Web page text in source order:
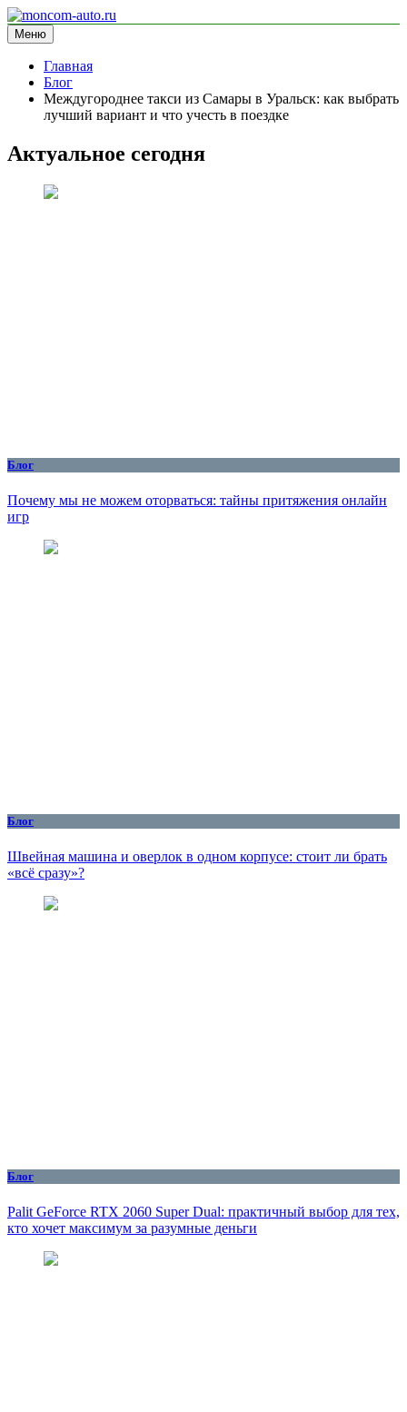
Перейти
к
содержимому
moncom-auto.ru
блог про автомобили
Меню
Главная
Блог
Междугороднее такси из Самары в Уральск: как выбрать
лучший вариант и что учесть в поездке
Актуальное сегодня
Блог
Почему мы не можем оторваться: тайны притяжения онлайн
игр
Блог
Швейная машина и оверлок в одном корпусе: стоит ли брать
«всё сразу»?
Блог
Palit GeForce RTX 2060 Super Dual: практичный выбор для тех,
кто хочет максимум за разумные деньги